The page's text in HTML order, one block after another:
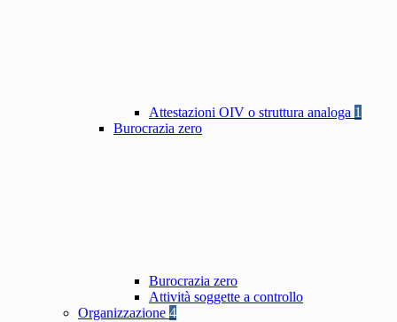
Attestazioni OIV o struttura analoga 1
Burocrazia zero
Burocrazia zero
Attività soggette a controllo
Organizzazione 4